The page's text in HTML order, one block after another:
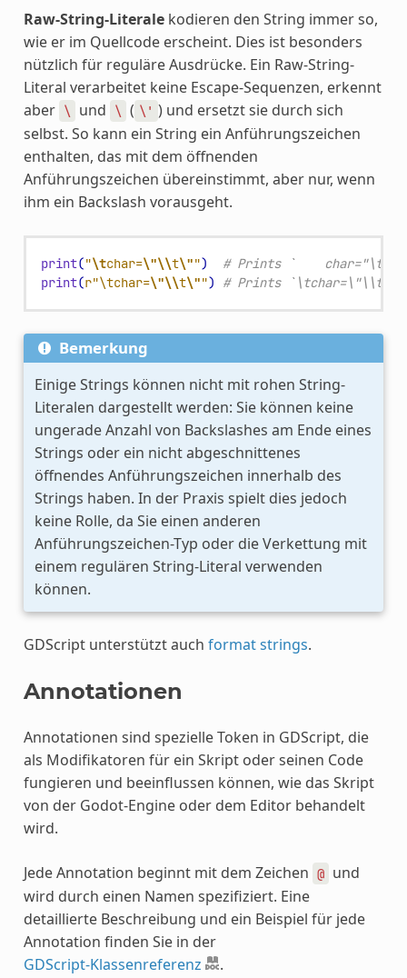
Raw-String-Literalekodieren den String immer so,
wie er im Quellcode erscheint. Dies ist besonders
nützlich für reguläre Ausdrücke. Ein Raw-String-
Literal verarbeitet keine Escape-Sequenzen, erkennt
aber \ und \ ( \' ) und ersetzt sie durch sich
selbst. So kann ein String ein Anführungszeichen
enthalten, das mit dem öffnenden
Anführungszeichen übereinstimmt, aber nur, wenn
ihm ein Backslash vorausgeht.
print("\tchar=\"\\t\"")
# Prints `    char="\t"`.
print(r"\tchar=\"\\t\"") # Prints
Bemerkung
Einige Strings können nicht mit rohen String-
Literalen dargestellt werden: Sie können keine
ungerade Anzahl von Backslashes am Ende eines
Strings oder ein nicht abgeschnittenes
öffnendes Anführungszeichen innerhalb des
Strings haben. In der Praxis spielt dies jedoch
keine Rolle, da Sie einen anderen
Anführungszeichen-Typ oder die Verkettung mit
einem regulären String-Literal verwenden
können.
GDScript unterstützt auch format strings.
Annotationen
Annotationen sind spezielle Token in GDScript, die
als Modifikatoren für ein Skript oder seinen Code
fungieren und beeinflussen können, wie das Skript
von der Godot-Engine oder dem Editor behandelt
wird.
Jede Annotation beginnt mit dem Zeichen @ und
wird durch einen Namen spezifiziert. Eine
detaillierte Beschreibung und ein Beispiel für jede
Annotation finden Sie in der
GDScript-Klassenreferenz
.